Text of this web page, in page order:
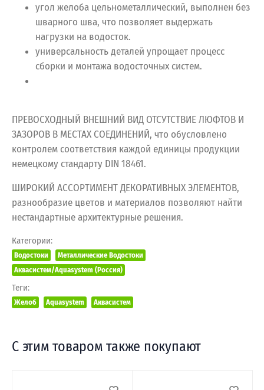
угол желоба цельнометаллический, выполнен без
шварного шва, что позволяет выдержать
нагрузки на водосток.
универсальность деталей упрощает процесс
сборки и монтажа водосточных систем.
ПРЕВОСХОДНЫЙ ВНЕШНИЙ ВИД ОТСУТСТВИЕ ЛЮФТОВ И
ЗАЗОРОВ В МЕСТАХ СОЕДИНЕНИЙ, что обусловлено
контролем соответствия каждой единицы продукции
немецкому стандарту DIN 18461.
ШИРОКИЙ АССОРТИМЕНТ ДЕКОРАТИВНЫХ ЭЛЕМЕНТОВ,
разнообразие цветов и материалов позволяют найти
нестандартные архитектурные решения.
Категории:
Водостоки
Металлические Водостоки
Аквасистем/Aquasystem (Россия)
Теги:
Желоб Aquasystem Аквасистем
С этим товаром также покупают